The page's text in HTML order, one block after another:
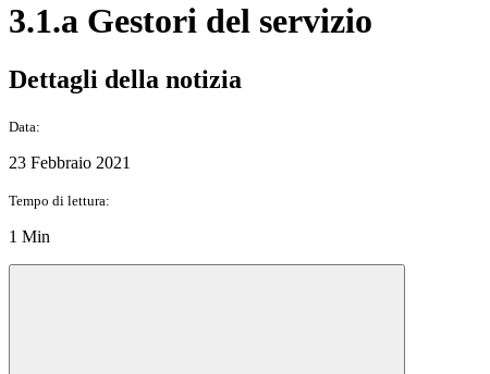
3.1.a Gestori del servizio
Dettagli della notizia
Data:
23 Febbraio 2021
Tempo di lettura:
1 Min